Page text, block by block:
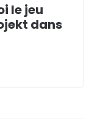
le jeu
dans